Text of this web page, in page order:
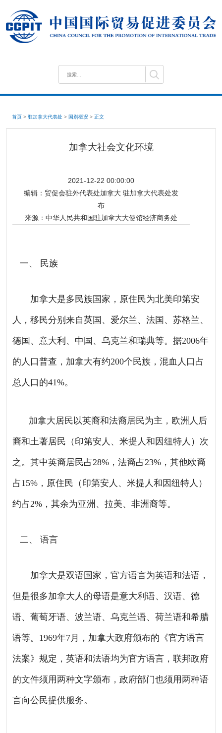
首页 > 驻加拿大代表处 > 国别概况 > 正文
加拿大社会文化环境
2021-12-22 00:00:00
编辑： 贸促会驻外代表处加拿大 驻加拿大代表处发
布
来源： 中华人民共和国驻加拿大大使馆经济商务处
一、 民族
加拿大是多民族国家，原住民为北美印第安
人，移民分别来自英国、爱尔兰、法国、苏格兰、
德国、意大利、中国、乌克兰和瑞典等。据2006年
的人口普查，加拿大有约200个民族，混血人口占
总人口的41%。
加拿大居民以英裔和法裔居民为主，欧洲人后
裔和土著居民（印第安人、米提人和因纽特人）次
之。其中英裔居民占28% ，法裔占23% ，其他欧裔
占15% ，原住民（印第安人、米提人和因纽特人）
约占2% ，其余为亚洲、拉美、非洲裔等。
二、 语言
加拿大是双语国家，官方语言为英语和法语，
但是很多加拿大人的母语是意大利语、汉语、德
语、葡萄牙语、波兰语、乌克兰语、荷兰语和希腊
语等。 1969年7月，加拿大政府颁布的《官方语言
法案》规定，英语和法语均为官方语言，联邦政府
的文件须用两种文字颁布，政府部门也须用两种语
言向公民提供服务。